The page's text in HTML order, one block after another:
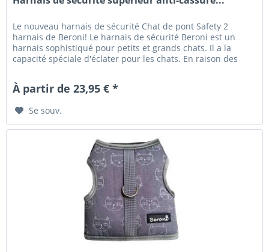
Le nouveau harnais de sécurité Chat de pont Safety 2
harnais de Beroni! Le harnais de sécurité Beroni est un
harnais sophistiqué pour petits et grands chats. Il a la
capacité spéciale d'éclater pour les chats. En raison des
À partir de 23,95 € *
Se souv.